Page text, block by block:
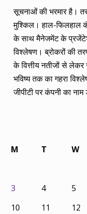
सूचनाओं की भरमार है।
मुश्किल। हाल-फिलहाल
के साथ मैनेजमेंट के
विश्लेषण। ब्रोकरों की
के वित्तीय नतीजों से लेकर
भविष्य तक का गहरा
जीपीटी पर कंपनी का
M
T W
3
4 5
10
11 12